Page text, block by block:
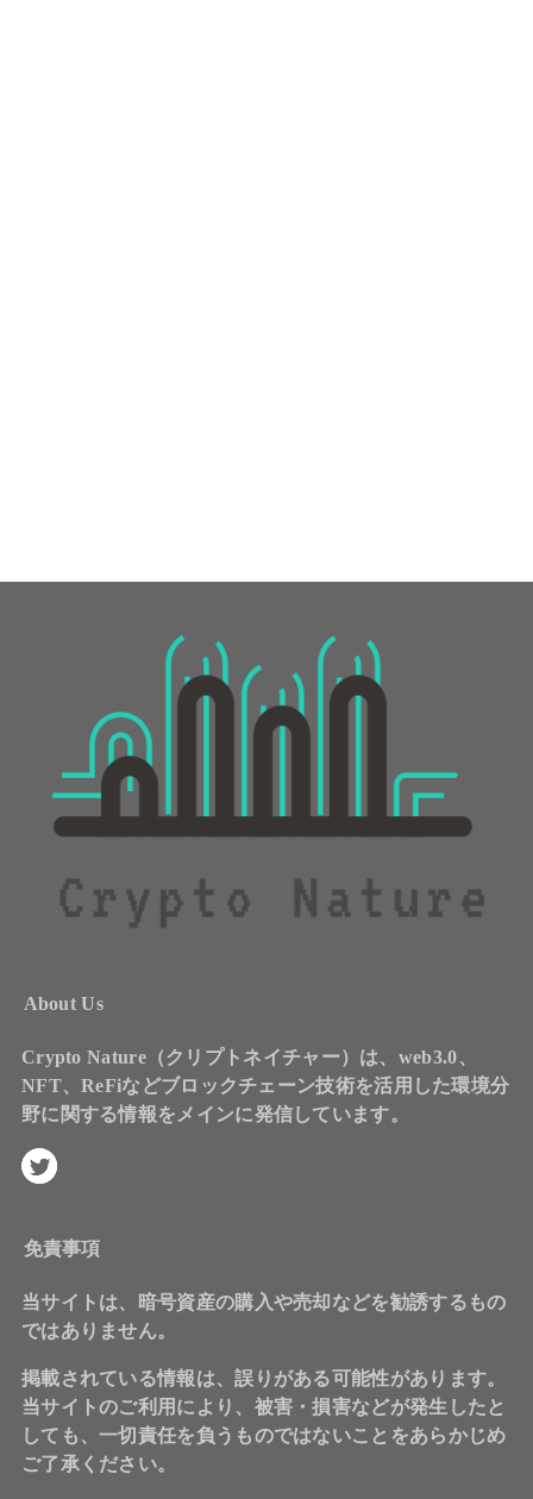
About Us
Crypto Nature（クリプトネイチャー）は、web3.0、
NFT、ReFiなどブロックチェーン技術を活用した環境分
野に関する情報をメインに発信しています。
免責事項
当サイトは、暗号資産の購入や売却などを勧誘するもの
ではありません。
掲載されている情報は、誤りがある可能性があります。
当サイトのご利用により、被害・損害などが発生したと
しても、一切責任を負うものではないことをあらかじめ
ご了承ください。